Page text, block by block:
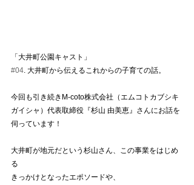
「大井町公園キャスト」
#04. 大井町から伝えるこれからの子育ての話。
今回も引き続きM-coto株式会社（エムコトカブシキ
ガイシャ）代表取締役『杉山 由美恵』さんにお話を
伺っています！
大井町が地元だという杉山さん、この事業をはじめ
る
きっかけとなったエポソードや、